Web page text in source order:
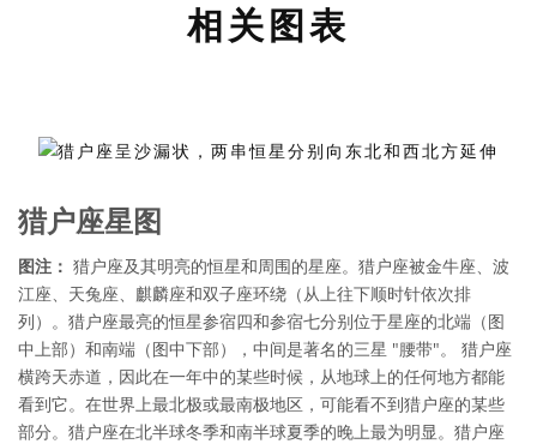
相关图表
猎户座星图
图注： 猎户座及其明亮的恒星和周围的星座。猎户座被金牛座、波
江座、天兔座、麒麟座和双子座环绕（从上往下顺时针依次排
列）。猎户座最亮的恒星参宿四和参宿七分别位于星座的北端（图
中上部）和南端（图中下部），中间是著名的三星 "腰带"。 猎户座
横跨天赤道，因此在一年中的某些时候，从地球上的任何地方都能
看到它。在世界上最北极或最南极地区，可能看不到猎户座的某些
部分。猎户座在北半球冬季和南半球夏季的晚上最为明显。猎户座